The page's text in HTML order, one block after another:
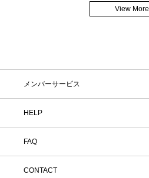
View More
メンバーサービス
HELP
FAQ
CONTACT